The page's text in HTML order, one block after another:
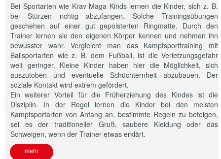
Bei Sportarten wie Krav Maga Kinds lernen die Kinder, sich z. B.
bei Stürzen richtig abzufangen. Solche Trainingsübungen
geschehen auf einer gut gepolsterten Ringmatte. Durch den
Trainer lernen sie den eigenen Körper kennen und nehmen ihn
bewusster wahr. Vergleicht man das Kampfsporttraining mit
Ballsportarten wie z. B. dem Fußball, ist die Verletzungsgefahr
weit geringer. Kleine Kinder haben hier die Möglichkeit, sich
auszutoben und eventuelle Schüchternheit abzubauen. Der
soziale Kontakt wird extrem gefördert.
Ein weiterer Vorteil für die Früherziehung des Kindes ist die
Disziplin. In der Regel lernen die Kinder bei den meisten
Kampfsportarten von Anfang an, bestimmte Regeln zu befolgen,
sei es der traditioneller Gruß, saubere Kleidung oder das
Schweigen, wenn der Trainer etwas erklärt.
mehr